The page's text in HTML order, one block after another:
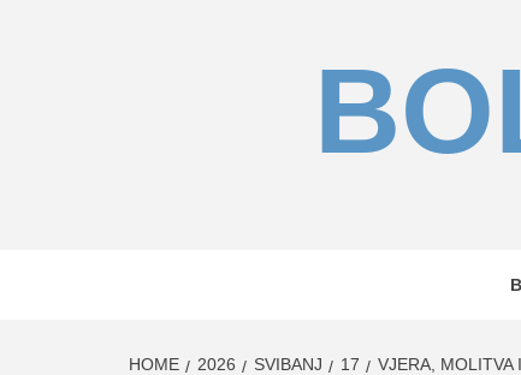
HOME 2026 SVIBANJ 17 VJERA, MOLITVA